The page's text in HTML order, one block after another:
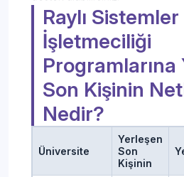
Raylı Sistemler
İşletmeciliği
Programlarına
Son Kişinin
Nedir?
Üniversite
Yerleşen
Son
Kişinin